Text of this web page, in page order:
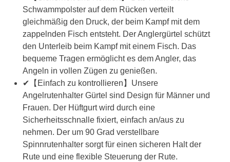
Schwammpolster auf dem Rücken verteilt
gleichmäßig den Druck, der beim Kampf mit dem
zappelnden Fisch entsteht. Der Anglergürtel schützt
den Unterleib beim Kampf mit einem Fisch. Das
bequeme Tragen ermöglicht es dem Angler, das
Angeln in vollen Zügen zu genießen.
✔【Einfach zu kontrollieren】Unsere
Angelrutenhalter Gürtel sind Design für Männer und
Frauen. Der Hüftgurt wird durch eine
Sicherheitsschnalle fixiert, einfach an/aus zu
nehmen. Der um 90 Grad verstellbare
Spinnrutenhalter sorgt für einen sicheren Halt der
Rute und eine flexible Steuerung der Rute.